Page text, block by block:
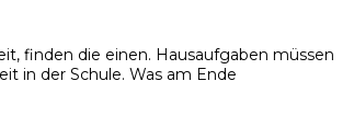
finden die einen. Hausaufgaben müssen
in der Schule. Was am Ende